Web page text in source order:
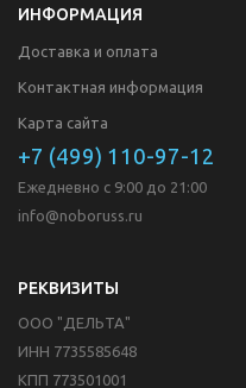
ИНФОРМАЦИЯ
Доставка и оплата
Контактная информация
Карта сайта
+7 (499) 110-97-12
Ежедневно с 9:00 до 21:00
info@noboruss.ru
РЕКВИЗИТЫ
ООО "ДЕЛЬТА"
ИНН 7735585648
КПП 773501001